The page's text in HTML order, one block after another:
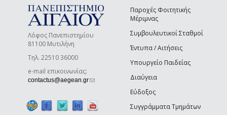
Λόφος Πανεπιστημίου
81100 Μυτιλήνη
Τηλ. 22510 36000
e-mail επικοινωνίας:
contactus@aegean.gr(link sends e-mail)
Παροχές Φοιτητικής
Μέριμνας
Συμβουλευτικοί Σταθμοί
Έντυπα / Αιτήσεις
Υπουργείο Παιδείας
Διαύγεια
Εύδοξος
Συγγράμματα Τμημάτων